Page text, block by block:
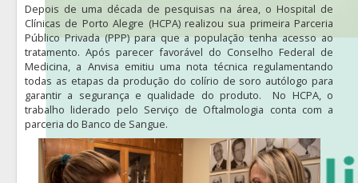
Depois de uma década de pesquisas na área, o Hospital de
Clínicas de Porto Alegre (HCPA) realizou sua primeira Parceria
Público Privada (PPP) para que a população tenha acesso ao
tratamento. Após parecer favorável do Conselho Federal de
Medicina, a Anvisa emitiu uma nota técnica regulamentando
todas as etapas da produção do colírio de soro autólogo para
garantir a segurança e qualidade do produto. No HCPA, o
trabalho liderado pelo Serviço de Oftalmologia conta com a
parceria do Banco de Sangue.